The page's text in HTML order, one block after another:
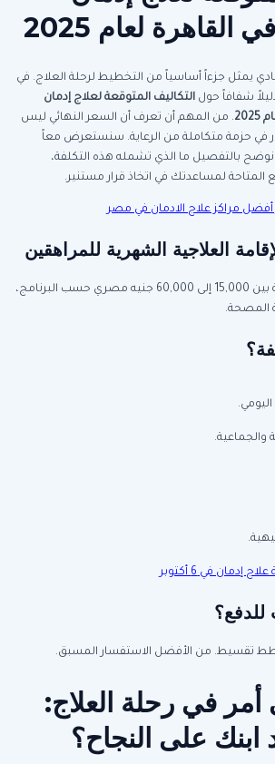
القاهرة لعام 2025
يمثل جزءاً أساسياً من التخطيط لرحلة العلاج. في
شفافاً حول التكاليف المتوقعة لعلاج إدمان
. من المهم أن تعرف أن السعر النهائي ليس
في حزمة متكاملة من الرعاية. سنستعرض معاً
بالتفصيل ما الذي تشمله هذه التكلفة،
المتاحة لمساعدتك في اتخاذ قرار مستنير.
أفضل مراكز علاج الادمان في مصر
العلاجية الشهرية للمراهقين
تتراوح التكاليف الشهرية بين 15,000 إلى 60,000 جنيه مصري حسب البرنامج،
المصحة.
والجماعية.
في 6 أكتوبر
للدفع؟
تقسيط. من الأفضل الاستفسار المسبق.
في رحلة العلاج:
على النجاح؟